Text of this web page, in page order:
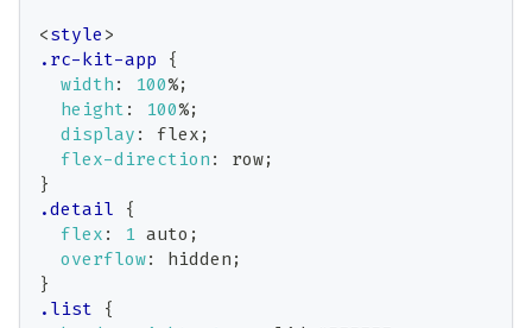
<style >
.rc-kit-app {
width : 100%;
height : 100%;
display : flex ;
flex-direction : row;
}
.detail {
flex : 1 auto ;
overflow: hidden ;
}
.list {